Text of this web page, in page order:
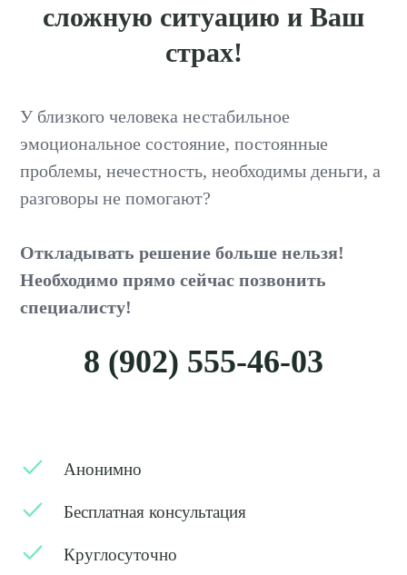
сложную ситуацию и Ваш
страх!
У близкого человека нестабильное
эмоциональное состояние, постоянные
проблемы, нечестность, необходимы деньги, а
разговоры не помогают?
Откладывать решение больше нельзя!
Необходимо прямо сейчас позвонить
специалисту!
8 (902) 555-46-03
Анонимно
Бесплатная консультация
Круглосуточно